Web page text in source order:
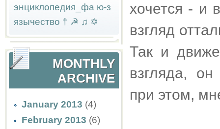
энциклопедия_фа ю-з
язычество † ☭ ♫ ✡
MONTHLY
ARCHIVE
January 2013 (4)
February 2013 (6)
хочется - и
взгляд
Так и
взгляда,
при этом,